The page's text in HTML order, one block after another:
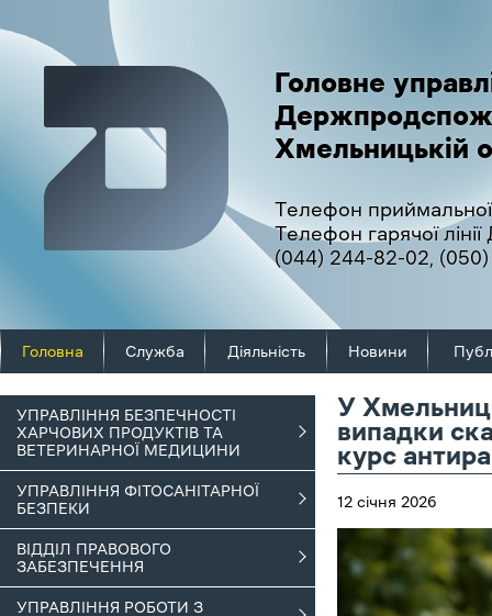
Головне
Хмельницькій
Телефон
Телефон гарячої
(044) 244-82-02,
Головна Служба Діяльність Новини
УПРАВЛІННЯ БЕЗПЕЧНОСТІ
ХАРЧОВИХ ПРОДУКТІВ ТА
ВЕТЕРИНАРНОЇ МЕДИЦИНИ
УПРАВЛІННЯ ФІТОСАНІТАРНОЇ
БЕЗПЕКИ
ВІДДІЛ ПРАВОВОГО
ЗАБЕЗПЕЧЕННЯ
УПРАВЛІННЯ РОБОТИ З
У
випадки
курс
12 січня 2026